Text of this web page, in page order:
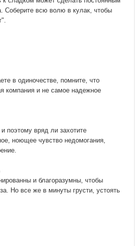
Соберите всю волю в кулак, чтобы
в одиночестве, помните, что
компания и не самое надежное
поэтому вряд ли захотите
ноющее чувство недомогания,
и благоразумны, чтобы
Но все же в минуты грусти, устоять